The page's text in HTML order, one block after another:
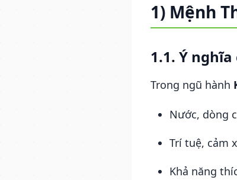
1) Mệnh
1.1. Ý
Trong ngũ hành
Nước, dòng
Trí tuệ, cảm
Khả năng